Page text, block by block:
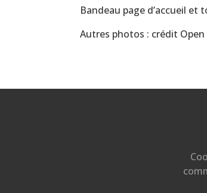
Bandeau page d’accueil
Autres photos : crédit